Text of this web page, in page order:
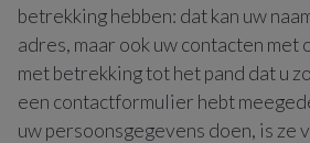
betrekking hebben: dat kan uw
adres, maar ook uw contacten met
met betrekking tot het pand dat u
een contactformulier hebt
uw persoonsgegevens doen, is ze